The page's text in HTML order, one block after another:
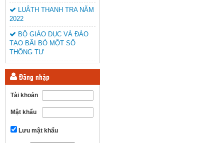
LUÂTH THANH TRA NĂM
2022
BỘ GIÁO DỤC VÀ ĐÀO
TẠO BÃI BỎ MỘT SỐ
THÔNG TƯ
Đăng nhập
Tài khoản
Mật khẩu
Lưu mật khẩu